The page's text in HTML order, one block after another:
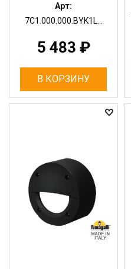
Арт:
7C1.000.000.BYK1L...
5 483 ₽
В КОРЗИНУ